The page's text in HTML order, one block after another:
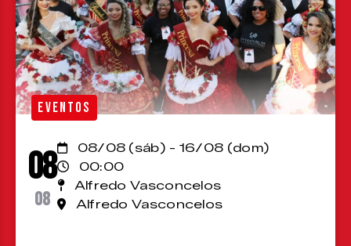
EVENTOS
08
08
08/08 (sáb) - 16/08 (dom)
00:00
Alfredo Vasconcelos
Alfredo Vasconcelos